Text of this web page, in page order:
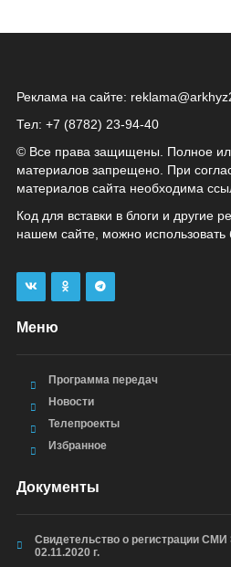
Реклама на сайте:
Тел: +7 (8782) 23‑94‑40
© Все права защищены. Полное
материалов запрещено. При
материалов сайта необходима
Код для вставки в блоги и другие
нашем сайте, можно использовать
Меню
Программа передач
Новости
Телепроекты
Избранное
Документы
Свидетельство о регистрации
02.11.2020 г.